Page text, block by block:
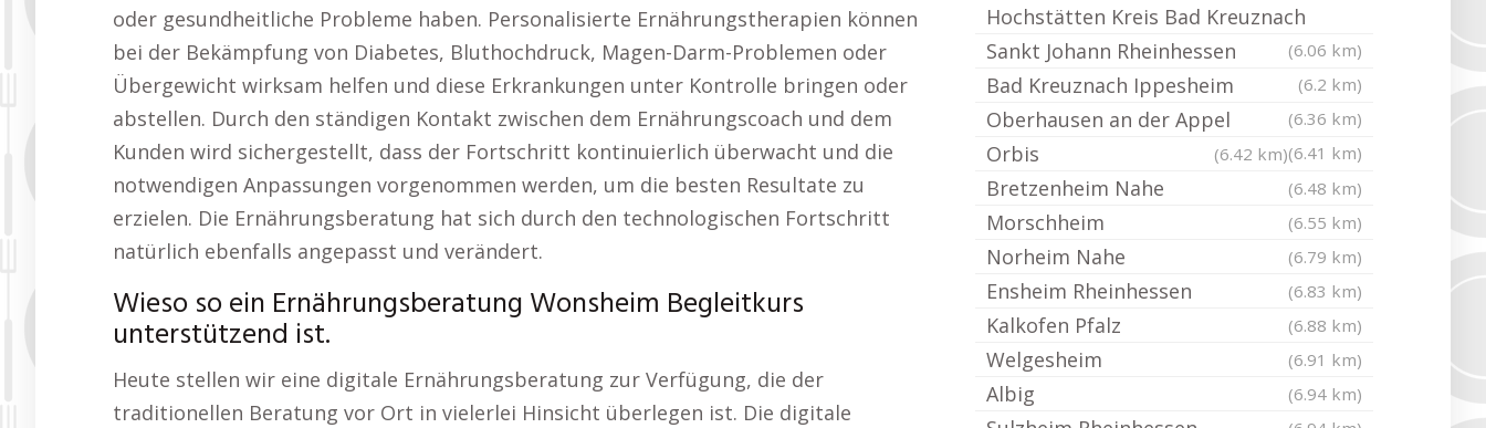
oder gesundheitliche Probleme haben. Personalisierte Ernährungstherapien können
bei der Bekämpfung von Diabetes, Bluthochdruck, Magen-Darm-Problemen oder
Übergewicht wirksam helfen und diese Erkrankungen unter Kontrolle bringen oder
abstellen. Durch den ständigen Kontakt zwischen dem Ernährungscoach und dem
Kunden wird sichergestellt, dass der Fortschritt kontinuierlich überwacht und die
notwendigen Anpassungen vorgenommen werden, um die besten Resultate zu
erzielen. Die Ernährungsberatung hat sich durch den technologischen Fortschritt
natürlich ebenfalls angepasst und verändert.
Wieso so ein Ernährungsberatung Wonsheim Begleitkurs
unterstützend ist.
Heute stellen wir eine digitale Ernährungsberatung zur Verfügung, die der
traditionellen Beratung vor Ort in vielerlei Hinsicht überlegen ist. Die digitale
Hochstätten Kreis Bad Kreuznach
(6.06 km)
Sankt Johann Rheinhessen
(6.2 km)
Bad Kreuznach Ippesheim
(6.36 km)
Oberhausen an der Appel
(6.41 km)
Orbis (6.42 km)
Bretzenheim Nahe (6.48 km)
Morschheim (6.55 km)
Norheim Nahe (6.79 km)
Ensheim Rheinhessen (6.83 km)
Kalkofen Pfalz (6.88 km)
Welgesheim (6.91 km)
Albig (6.94 km)